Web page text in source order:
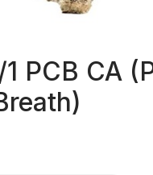
PCB CA